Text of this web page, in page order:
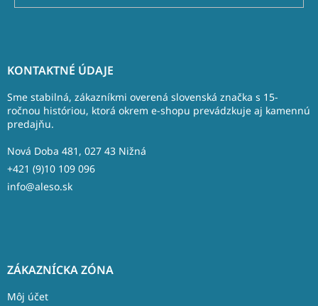
KONTAKTNÉ ÚDAJE
Sme stabilná, zákazníkmi overená slovenská značka s 15-
ročnou históriou, ktorá okrem e-shopu prevádzkuje aj kamennú
predajňu.
Nová Doba 481, 027 43 Nižná
+421 (9)10 109 096
info@aleso.sk
ZÁKAZNÍCKA ZÓNA
Môj účet